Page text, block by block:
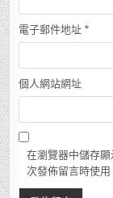
電子郵件地址 *
個人網站網址
在瀏覽器中儲存
次發佈留言時使用